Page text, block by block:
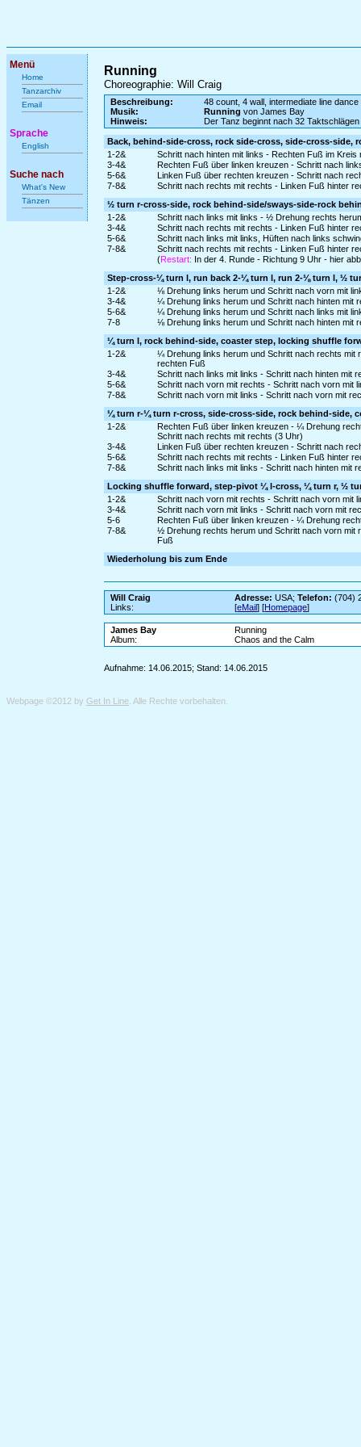
Menü
Home
Tanzarchiv
Email
Sprache
English
Suche nach
What's New
Tänzen
Running
Choreographie: Will Craig
Beschreibung:
48 count, 4 wall, intermediate line dance
Musik:
Running von James Bay
Hinweis:
Der Tanz beginnt nach 32 Taktschlägen
Back, behind-side-cross, rock side-cross, side-cross-side,
1-2&
Schritt nach hinten mit links - Rechten Fuß im
3-4&
Rechten Fuß über linken kreuzen - Schritt nach
5-6&
Linken Fuß über rechten kreuzen - Schritt nach
7-8&
Schritt nach rechts mit rechts - Linken Fuß hinter
½ turn r-cross-side, rock behind-side/sways-side-rock
1-2&
Schritt nach links mit links - ½ Drehung rechts
3-4&
Schritt nach rechts mit rechts - Linken Fuß hinter
5-6&
Schritt nach links mit links, Hüften nach links
7-8&
Schritt nach rechts mit rechts - Linken Fuß hinter
(Restart: In der 4. Runde - Richtung 9 Uhr - hier
Step-cross-¼ turn l, run back 2-¼ turn l, run 2-⅛ turn l, ½
1-2&
⅛ Drehung links herum und Schritt nach vorn mit
3-4&
¼ Drehung links herum und Schritt nach hinten mit
5-6&
¼ Drehung links herum und Schritt nach links mit
7-8
⅛ Drehung links herum und Schritt nach hinten mit
¼ turn l, rock behind-side, coaster step, locking shuffle
1-2&
¼ Drehung links herum und Schritt nach rechts
rechten Fuß
3-4&
Schritt nach links mit links - Schritt nach hinten mit
5-6&
Schritt nach vorn mit rechts - Schritt nach vorn mit
7-8&
Schritt nach vorn mit links - Schritt nach vorn mit
¼ turn r-¼ turn r-cross, side-cross-side, rock behind-side,
1-2&
Rechten Fuß über linken kreuzen - ¼ Drehung
Schritt nach rechts mit rechts (3 Uhr)
3-4&
Linken Fuß über rechten kreuzen - Schritt nach
5-6&
Schritt nach rechts mit rechts - Linken Fuß hinter
7-8&
Schritt nach links mit links - Schritt nach hinten mit
Locking shuffle forward, step-pivot ¼ l-cross, ¼ turn r, ½
1-2&
Schritt nach vorn mit rechts - Schritt nach vorn mit
3-4&
Schritt nach vorn mit links - Schritt nach vorn mit
5-6
Rechten Fuß über linken kreuzen - ¼ Drehung
7-8&
½ Drehung rechts herum und Schritt nach vorn mit
Fuß
Wiederholung bis zum Ende
Will Craig Adresse: USA;Telefon: (704)
Links:
[eMail] [Homepage]
James Bay
Running
Album:
Chaos and the Calm
Aufnahme: 14.06.2015; Stand: 14.06.2015
Webpage ©2012 by Get In Line . Alle Rechte vorbehalten.